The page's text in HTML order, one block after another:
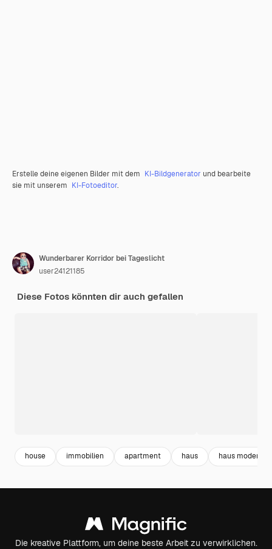
Erstelle deine eigenen Bilder mit dem KI-Bildgenerator und bearbeite
sie mit unserem KI-Fotoeditor.
Wunderbarer Korridor bei Tageslicht
user24121185
Diese Fotos könnten dir auch gefallen
house immobilien apartment haus haus modern
Die kreative Plattform, um deine beste Arbeit zu verwirklichen.